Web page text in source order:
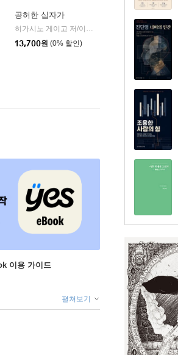
공허한 십자가
자음과모음
13,700원 (0% 할인)
이용 가이드
펼쳐보기